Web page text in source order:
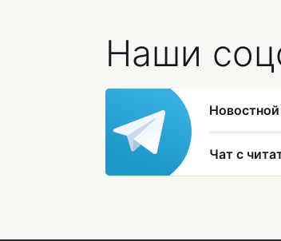
Наши
Новостной
Чат с